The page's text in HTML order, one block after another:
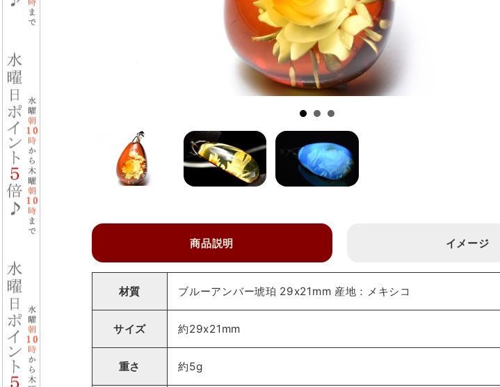
商品説明 イメージ
材質 ブルーアンバー琥珀 29x21mm 産地：メキシコ
サイズ 約29x21mm
重さ 約5g